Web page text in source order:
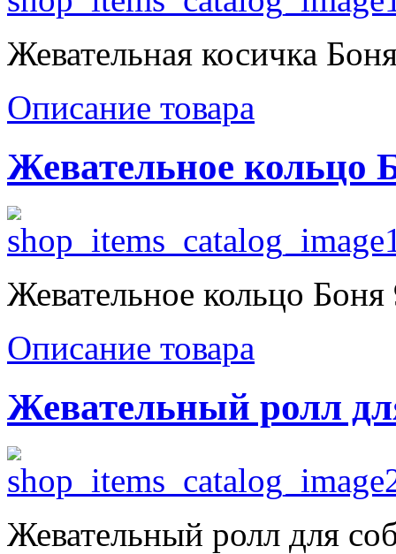
Жевательная косичка
Описание товара
Жевательное кольцо
Жевательное кольцо
Описание товара
Жевательный ролл
Жевательный ролл для